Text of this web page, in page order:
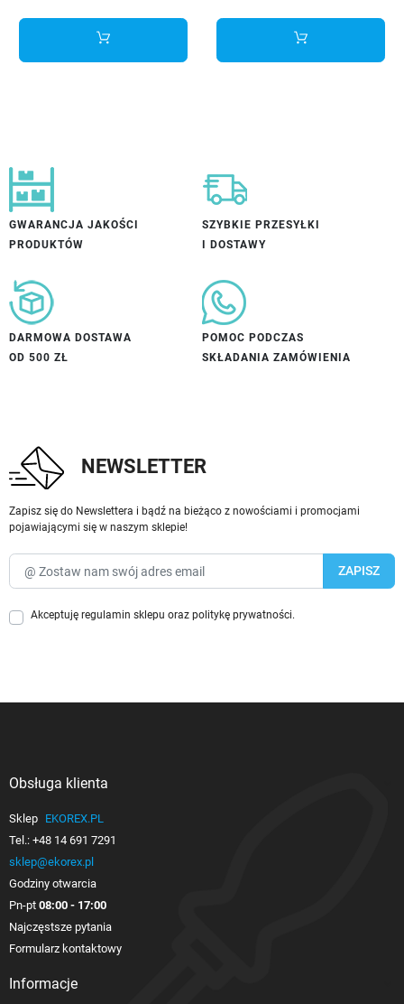
GWARANCJA JAKOŚCI
PRODUKTÓW
SZYBKIE PRZESYŁKI
I DOSTAWY
DARMOWA DOSTAWA
OD 500 ZŁ
POMOC PODCZAS
SKŁADANIA ZAMÓWIENIA
NEWSLETTER
Zapisz się do Newslettera i bądź na bieżąco z nowościami i promocjami
pojawiającymi się w naszym sklepie!
Akceptuję regulamin sklepu oraz politykę prywatności.
Obsługa klienta
Sklep EKOREX.PL
Tel.: +48 14 691 7291
sklep@ekorex.pl
Godziny otwarcia
Pn-pt 08:00 - 17:00
Najczęstsze pytania
Formularz kontaktowy
Informacje